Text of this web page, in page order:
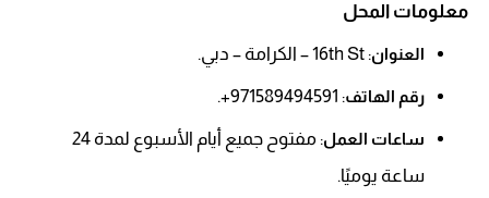
معلومات المحل
العنوان: 16th St – الكرامة – دبي.
رقم الهاتف: 971589494591+.
ساعات العمل
: مفتوح جميع أيام الأسبوع لمدة 24
ساعة يوميًا.